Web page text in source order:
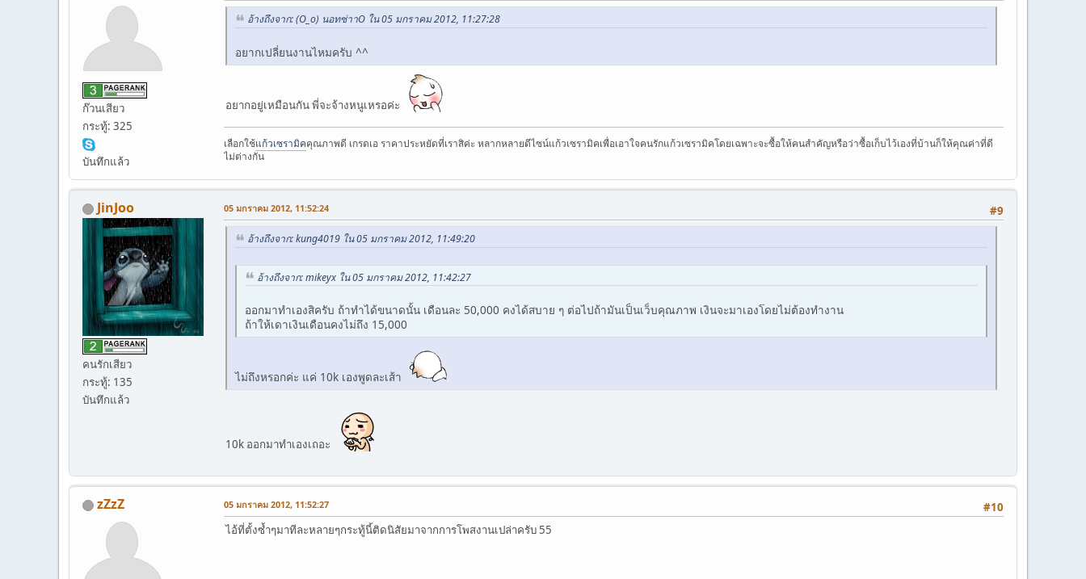
ก๊วนเสียว
กระทู้: 325
บันทึกแล้ว
อ้างถึงจาก: (O_o) นอทซ่าาO ใน 05 มกราคม 2012, 11:27:28
อยากเปลี่ยนงานไหมครับ ^^
อยากอยู่เหมือนกัน พี่จะจ้างหนูเหรอค่ะ
เลือกใช้แก้วเซรามิคคุณภาพดี เกรดเอ ราคาประหยัดที่เราสิค่ะ หลากหลายดีไซน์แก้วเซรามิคเพื่อเอาใจคนรักแก้วเซรามิคโดยเฉพาะจะซื้อให้คนสำคัญหรือว่าซื้อเก็บไว้เองที่บ้านก็ให้คุณค่าที่ดี
ไม่ต่างกัน
JinJoo
คนรักเสียว
กระทู้: 135
บันทึกแล้ว
#9
05 มกราคม 2012, 11:52:24
อ้างถึงจาก: kung4019 ใน 05 มกราคม 2012, 11:49:20
อ้างถึงจาก: mikeyx ใน 05 มกราคม 2012, 11:42:27
ออกมาทำเองสิครับ ถ้าทำได้ขนาดนั้น เดือนละ 50,000 คงได้สบาย ๆ ต่อไปถ้ามันเป็นเว็บคุณภาพ เงินจะมาเองโดยไม่ต้องทำงาน
ถ้าให้เดาเงินเดือนคงไม่ถึง 15,000
ไม่ถึงหรอกค่ะ แค่ 10k เองพูดละเส้า
10k ออกมาทำเองเถอะ
zZzZ #10
05 มกราคม 2012, 11:52:27
ไอ้ที่ตั้งซ้ำๆมาทีละหลายๆกระทู้นี้ติดนิสัยมาจากการโพสงานเปล่าครับ 55